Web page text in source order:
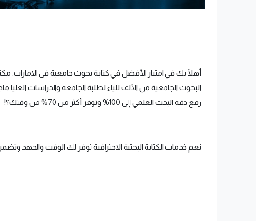
أهلًا بك في امتياز الأفضل في كتابة بحوث جامعية فى
البحوث الجامعية من الألف للياء لطلبة الجامعة والدراسات
رفع دقة البحث العلمي إلى 100% وتوفر أكثر من 70% من وقتك؟!
نعم خدمات الكتابة البحثية الاحترافية توفر لك الوقت والجهد